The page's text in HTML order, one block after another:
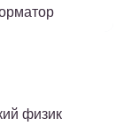
физик